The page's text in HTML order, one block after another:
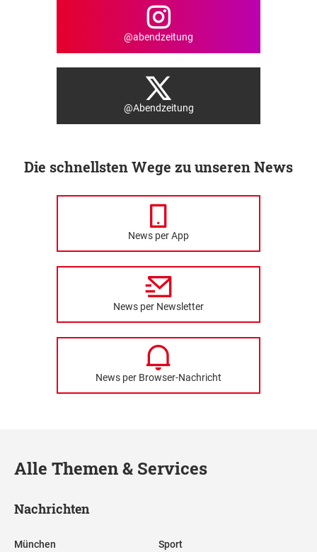
@abendzeitung
@Abendzeitung
Die schnellsten Wege zu unseren News
News per App
News per Newsletter
News per Browser-Nachricht
Alle Themen & Services
Nachrichten
München Sport